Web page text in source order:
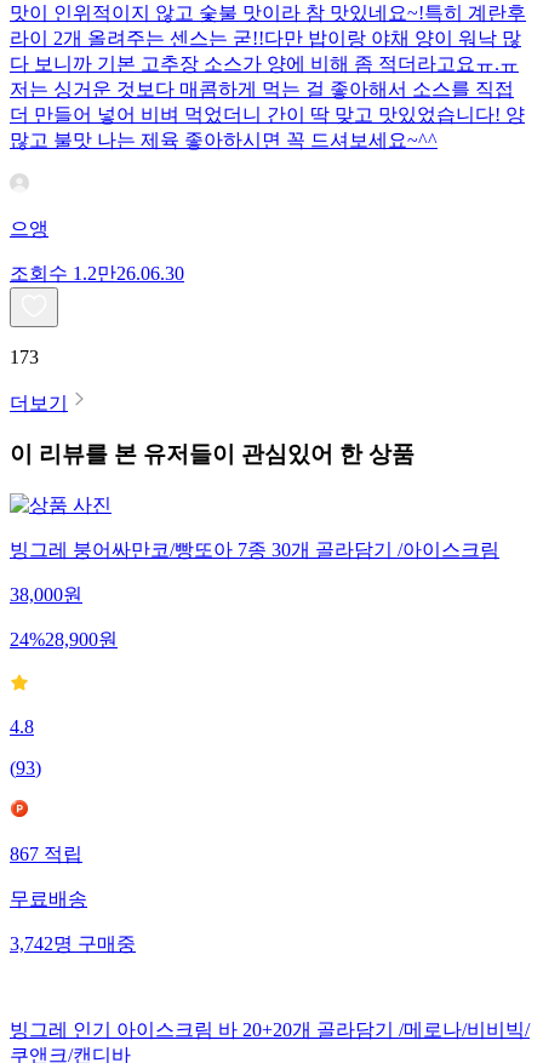
맛이 인위적이지 않고 숯불 맛이라 참 맛있네요~!특히 계란후
라이 2개 올려주는 센스는 굳!! ​다만 밥이랑 야채 양이 워낙 많
다 보니까 기본 고추장 소스가 양에 비해 좀 적더라고요ㅠ.ㅠ
저는 싱거운 것보다 매콤하게 먹는 걸 좋아해서 소스를 직접
더 만들어 넣어 비벼 먹었더니 간이 딱 맞고 맛있었습니다! 양
많고 불맛 나는 제육 좋아하시면 꼭 드셔보세요~^^
으앵
조회수 1.2만26.06.30
173
더보기
이 리뷰를 본 유저들이 관심있어 한 상품
빙그레 붕어싸만코/빵또아 7종 30개 골라담기 /아이스크림
38,000원
24%28,900원
4.8
(93)
867 적립
무료배송
3,742명 구매중
빙그레 인기 아이스크림 바 20+20개 골라담기 /메로나/비비빅/
쿠앤크/캔디바